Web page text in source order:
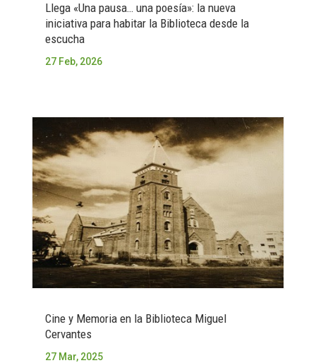
Llega «Una pausa… una poesía»: la nueva
iniciativa para habitar la Biblioteca desde la
escucha
27 Feb, 2026
Cine y Memoria en la Biblioteca Miguel
Cervantes
27 Mar, 2025